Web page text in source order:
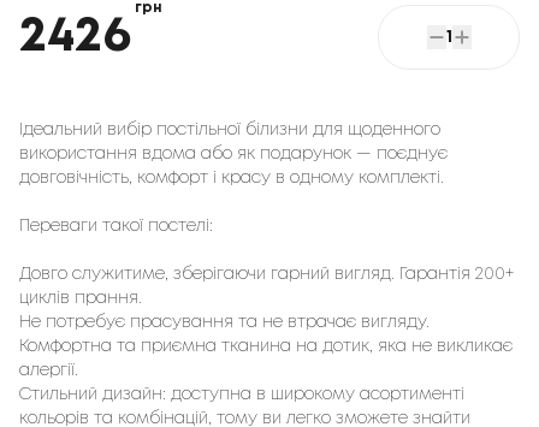
2426
грн
1
Ідеальний вибір постільної білизни для щоденного
використання вдома або як подарунок — поєднує
довговічність, комфорт і красу в одному комплекті.
Переваги такої постелі:
Довго служитиме, зберігаючи гарний вигляд. Гарантія 200+
циклів прання.
Не потребує прасування та не втрачає вигляду.
Комфортна та приємна тканина на дотик, яка не викликає
алергії.
Стильний дизайн: доступна в широкому асортименті
кольорів та комбінацій, тому ви легко зможете знайти